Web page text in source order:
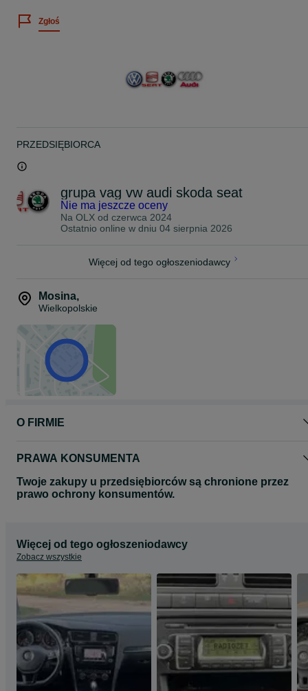
rocznik 2013
Zgłoś
PRZEDSIĘBIORCA
grupa vag vw audi skoda seat
Nie ma jeszcze oceny
Na OLX od czerwca 2024
Ostatnio online w dniu 04 sierpnia 2026
Więcej od tego ogłoszeniodawcy
Mosina,
Wielkopolskie
O FIRMIE
PRAWA KONSUMENTA
Twoje zakupy u przedsiębiorców są chronione przez
prawo ochrony konsumentów.
Więcej od tego ogłoszeniodawcy
Zobacz wszystkie